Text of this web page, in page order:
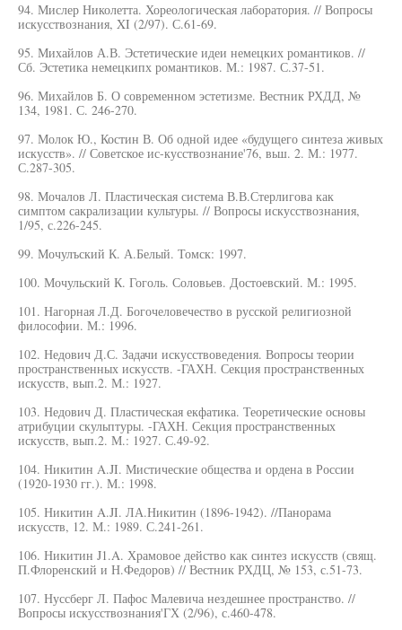
94. Мислер Николетта. Хореологическая лаборатория. // Вопросы
искусствознания, XI (2/97). С.61-69.
95. Михайлов А.В. Эстетические идеи немецких романтиков. //
Сб. Эстетика немецкипх романтиков. М.: 1987. С.37-51.
96. Михайлов Б. О современном эстетизме. Вестник РХДД, №
134, 1981. С. 246-270.
97. Молок Ю., Костин В. Об одной идее «будущего синтеза живых
искусств». // Советское ис-кусствознание'76, вьш. 2. М.: 1977.
С.287-305.
98. Мочалов Л. Пластическая система В.В.Стерлигова как
симптом сакрализации культуры. // Вопросы искусствознания,
1/95, с.226-245.
99. Мочулъский К. А.Белый. Томск: 1997.
100. Мочульский К. Гоголь. Соловьев. Достоевский. М.: 1995.
101. Нагорная Л.Д. Богочеловечество в русской религиозной
философии. М.: 1996.
102. Недович Д.С. Задачи искусствоведения. Вопросы теории
пространственных искусств. -ГАХН. Секция пространственных
искусств, вып.2. М.: 1927.
103. Недович Д. Пластическая екфатика. Теоретические основы
атрибуции скульптуры. -ГАХН. Секция пространственных
искусств, вып.2. М.: 1927. С.49-92.
104. Никитин A.JI. Мистические общества и ордена в России
(1920-1930 гг.). М.: 1998.
105. Никитин A.JI. ЛА.Никитин (1896-1942). //Панорама
искусств, 12. М.: 1989. С.241-261.
106. Никитин J1.A. Храмовое действо как синтез искусств (свящ.
П.Флоренский и Н.Федоров) // Вестник РХДЦ, № 153, с.51-73.
107. Нуссберг Л. Пафос Малевича нездешнее пространство. //
Вопросы искусствознания'ГХ (2/96), с.460-478.